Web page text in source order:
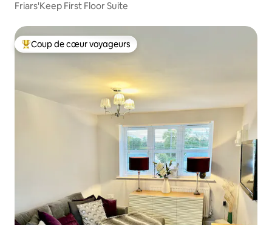
nd Chester
Friars'Keep First Floor Suite
Coups de cœur voyageurs les plus appréciés
Coup de cœur voyageurs